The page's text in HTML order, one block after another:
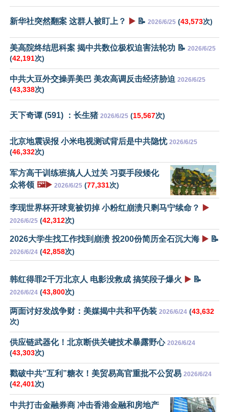
新华社突然翻案 这群人被盯上？ ▶️ 📝 2026/6/25 (43,573次)
美高院终结思科案 揭中共数位极权迫害法轮功 📝 2026/6/25
(42,191次)
中共大豆外交操弄美巴 美农高调反击经济胁迫 2026/6/25
(43,338次)
天下奇谭 (591) ：长生猪 2026/6/25 (15,567次)
北京地震误报 小米电视测试背后是中共隐忧 2026/6/25
(46,332次)
军方高干训练班搞人人过关 习耍手段矮化
众将领 🖼️▶️ 2026/6/25 (77,331次)
李现世界杯开球竟被切掉 小粉红崩溃只剩马宁续命？ ▶️
2026/6/25 (42,312次)
2026大学生找工作找到崩溃 投200份简历全石沉大海 ▶️ 📝
2026/6/24 (42,858次)
韩红得罪2千万北京人 电影没救成 搞笑段子爆火 ▶️ 📝
2026/6/24 (43,800次)
两面讨好发战争财：美媒揭中共和平伪装 2026/6/24 (43,632
次)
供应链武器化！北京断供关键技术暴露野心 2026/6/24
(43,303次)
戳破中共“互利”糖衣！美贸易高官重批不公贸易 2026/6/24
(42,401次)
中共打击金融券商 冲击香港金融和房地产